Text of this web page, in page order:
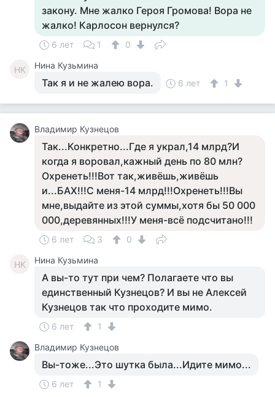
закону. Мне жалко Героя Громова! Вора не
жалко! Карлосон вернулся?
6 лет 1 0
НК Нина Кузьмина
Так я и не жалею вора. 6 лет 1
Владимир Кузнецов
Так...Конкретно...Где я украл,14 млрд?И
когда я воровал,кажный день по 80 млн?
Охренеть!!!Вот так,живёшь,живёшь
и...БАХ!!!С меня-14 млрд!!!Охренеть!!!Вы
мне,выдайте из этой суммы,хотя бы 50 000
000,деревянных!!!У меня-всё подсчитано!!!
6 лет 3 0
НК Нина Кузьмина
А вы-то тут при чем? Полагаете что вы
единственный Кузнецов? И вы не Алексей
Кузнецов так что проходите мимо.
6 лет
1
Владимир Кузнецов
Вы-тоже...Это шутка была...Идите мимо...
6 лет 1